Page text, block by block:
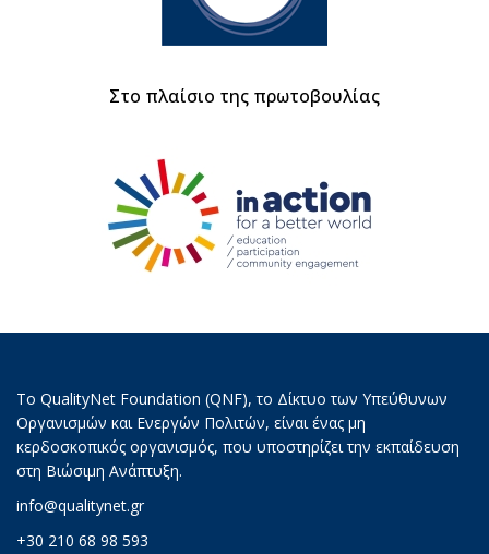
Στο πλαίσιο της πρωτοβουλίας
Το QualityNet Foundation (QNF), το Δίκτυο των Υπεύθυνων
Οργανισμών και Ενεργών Πολιτών, είναι ένας μη
κερδοσκοπικός οργανισμός, που υποστηρίζει την εκπαίδευση
στη Βιώσιμη Ανάπτυξη.
info@qualitynet.gr
+30 210 68 98 593